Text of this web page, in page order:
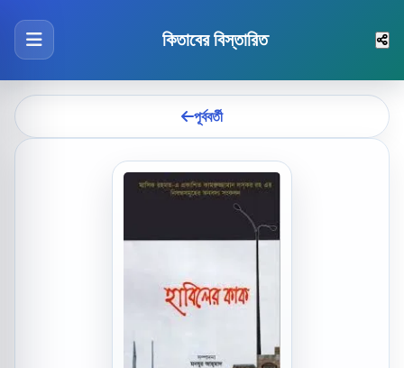
কিতাবের বিস্তারিত
পূর্ববর্তী